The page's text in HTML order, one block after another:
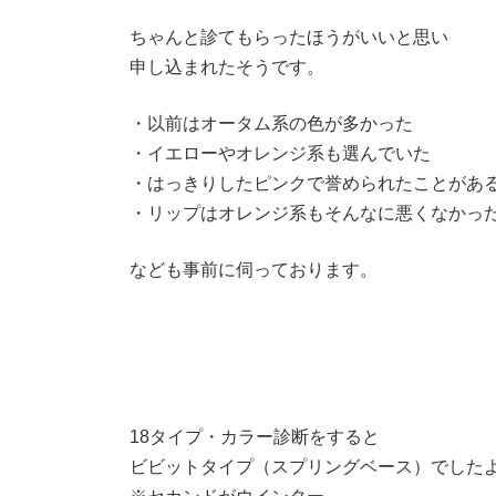
ちゃんと診てもらったほうがいいと思い
申し込まれたそうです。
・以前はオータム系の色が多かった
・イエローやオレンジ系も選んでいた
・はっきりしたピンクで誉められたことがあ
・リップはオレンジ系もそんなに悪くなかっ
なども事前に伺っております。
18タイプ・カラー診断をすると
ビビットタイプ（スプリングベース）でした